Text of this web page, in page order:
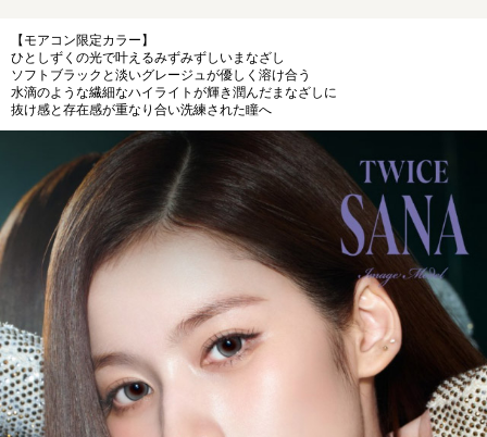
【モアコン限定カラー】
ひとしずくの光で叶えるみずみずしいまなざし
ソフトブラックと淡いグレージュが優しく溶け合う
水滴のような繊細なハイライトが輝き潤んだまなざしに
抜け感と存在感が重なり合い洗練された瞳へ